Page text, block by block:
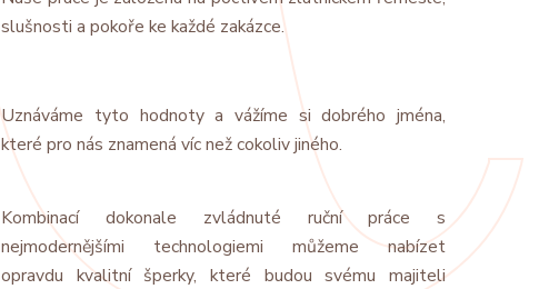
slušnosti a pokoře ke každé zakázce.
Uznáváme tyto hodnoty a vážíme si dobrého jména,
které pro nás znamená víc než cokoliv jiného.
Kombinací dokonale zvládnuté ruční práce s
nejmodernějšími technologiemi můžeme nabízet
opravdu kvalitní šperky, které budou svému majiteli